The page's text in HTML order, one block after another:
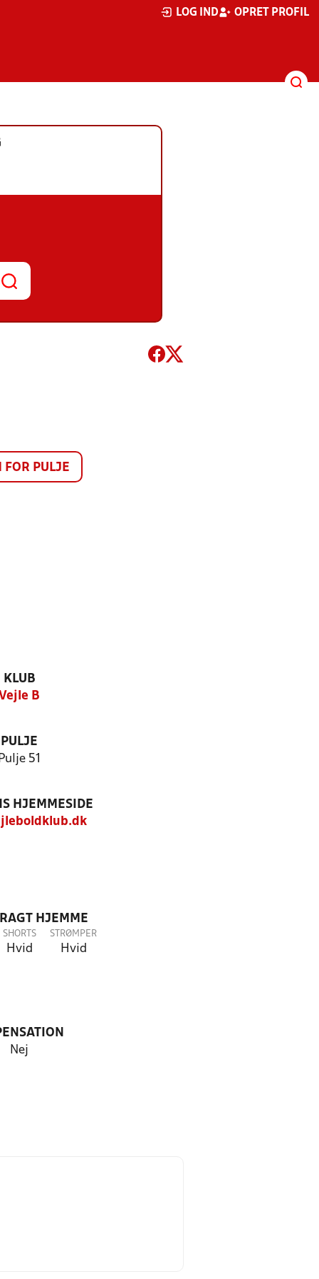
LOG IND OPRET PROFIL
PULJE
KLUB
B
PULJE
51
HJEMMESIDE
HJEMME
SHORTS
Hvid
STRØMPER
Hvid
Nej